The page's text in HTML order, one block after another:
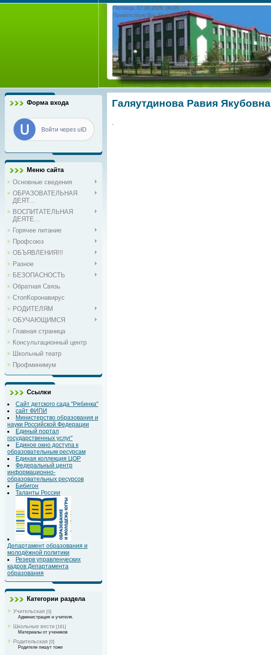
Пятница, 07.08.2026, 06:05
Приветствую Вас Гость|RSS
Форма входа
Войти через uID
Меню сайта
Основные сведения
ОБРАЗОВАТЕЛЬНАЯ
ДЕЯТ...
ВОСПИТАТЕЛЬНАЯ
ДЕЯТЕ...
Горячее питание
Профсоюз
ОБЪЯВЛЕНИЯ!!!
Разное
БЕЗОПАСНОСТЬ
Обратная Связь
СтопКоронавирус
РОДИТЕЛЯМ
ОБУЧАЮЩИМСЯ
Главная страница
Консультационный центр
Школьный театр
Профминимум
Ссылки
Сайт детского сада "Рябинка"
сайт ФИПИ
Министерство образования и
науки Российской Федерации
Единый портал
государственных услуг"
Единое окно доступа к
образовательным ресурсам
Единая коллекция ЦОР
Федеральный центр
информационно-
образовательных ресурсов
Бибигон
Таланты России
Департамент образования и
молодёжной политики
Резерв управленческих
кадров Департамента
образования
Категории раздела
Учительская [0]
Администрация и учителя.
Школьные вести [161]
Материалы от учеников
Родительская [0]
Родители пишут тоже
Галяутдинова Равия Якубовна
.